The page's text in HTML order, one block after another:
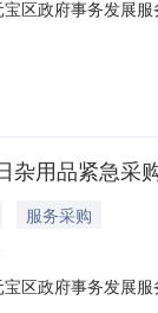
区政府事务发展
期间政府采购工
杂用品紧急采
服务采购
区政府事务发展